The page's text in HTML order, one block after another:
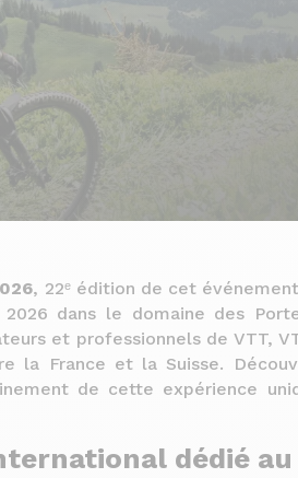
, 22ᵉ édition de cet
dans le domaine des
et professionnels de VTT,
la France et la Suisse.
de cette expérience
dédié au